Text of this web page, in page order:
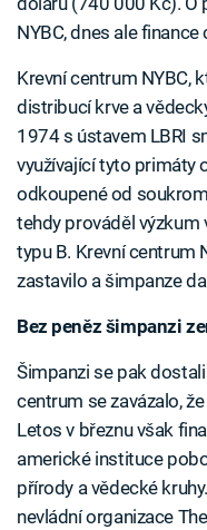
NYBC, dnes ale finance
Krevní centrum NYBC,
distribucí krve a
1974 s ústavem LBRI
využívající tyto primáty
odkoupené od
tehdy prováděl výzkum
typu B. Krevní centrum
zastavilo a šimpanze
Bez peněz šimpanzi
Šimpanzi se pak
centrum se zavázalo,
Letos v březnu však
americké instituce
přírody a vědecké
nevládní organizace